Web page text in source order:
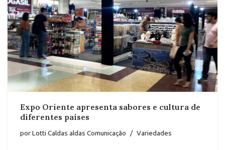
Expo Oriente apresenta sabores e cultura de
diferentes países
porLotti Caldas aldas Comunicação Variedades